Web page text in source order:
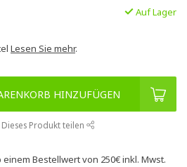
Auf Lager
Lesen Sie mehr.
HINZUFÜGEN
Dieses Produkt teilen
einem Bestellwert von 250€inkl. Mwst.